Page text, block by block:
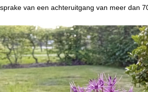
sprake van een achteruitgang van meer dan